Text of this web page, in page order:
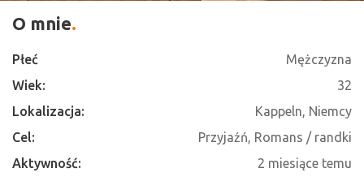
O mnie
Płeć
Mężczyzna
Wiek:
32
Lokalizacja:
Kappeln, Niemcy
Cel:
Przyjaźń, Romans / randki
Aktywność:
2 miesiące temu